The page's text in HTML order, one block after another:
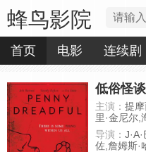
蜂鸟影院
首页 电影 连续剧
低俗怪
主演： 提摩
里·金尼尔,
导演：
佐,詹姆斯·